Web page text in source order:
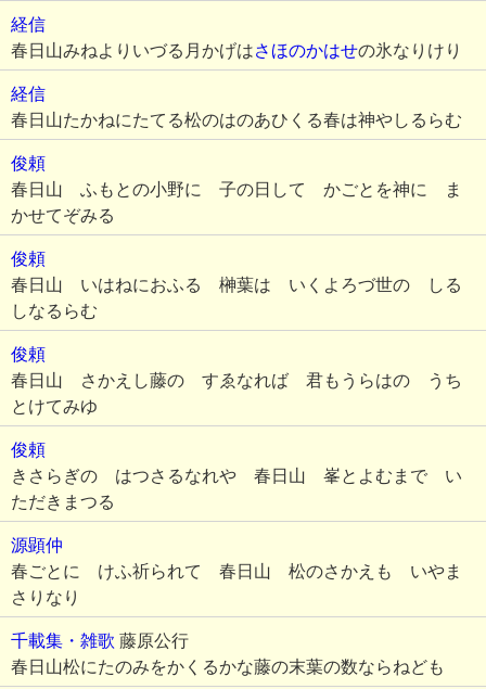
経信
春日山みねよりいづる月かげはさほのかはせの氷なりけり
経信
春日山たかねにたてる松のはのあひくる春は神やしるらむ
俊頼
春日山 ふもとの小野に 子の日して かごとを神に ま
かせてぞみる
俊頼
春日山 いはねにおふる 榊葉は いくよろづ世の しる
しなるらむ
俊頼
春日山 さかえし藤の すゑなれば 君もうらはの うち
とけてみゆ
俊頼
きさらぎの はつさるなれや 春日山 峯とよむまで い
ただきまつる
源顕仲
春ごとに けふ祈られて 春日山 松のさかえも いやま
さりなり
千載集・雑歌 藤原公行
春日山松にたのみをかくるかな藤の末葉の数ならねども